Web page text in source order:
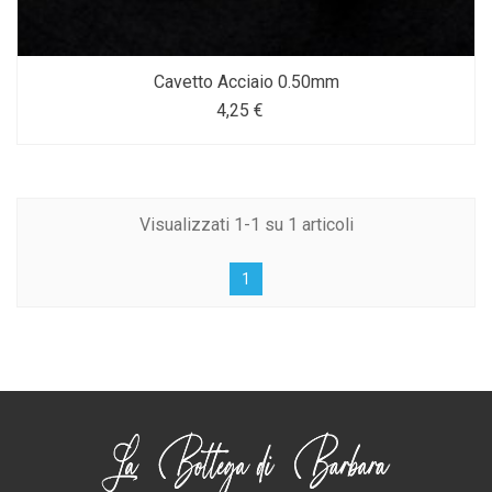
Cavetto Acciaio 0.50mm
4,25 €
Visualizzati 1-1 su 1 articoli
1